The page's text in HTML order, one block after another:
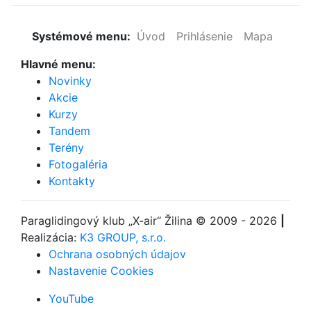
Systémové menu: Úvod Prihlásenie
Mapa
Hlavné menu:
Novinky
Akcie
Kurzy
Tandem
Terény
Fotogaléria
Kontakty
Paraglidingový klub „X-air“ Žilina © 2009 - 2026
Realizácia: K3 GROUP, s.r.o.
Ochrana osobných údajov
Nastavenie Cookies
YouTube